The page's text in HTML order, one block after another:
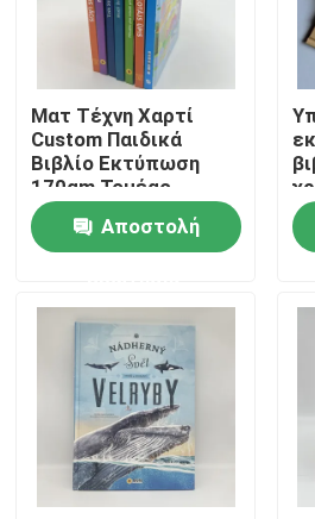
Σπίτι
Προϊόντα
Βίντεο
Περίπου εμείς
Πόρος
Ματ Τέχνη Χαρτί
Custom Παιδικά
Βιβλίο Εκτύπωση
170gm Τομέας
ραμμένο Casebound
Αποστολή